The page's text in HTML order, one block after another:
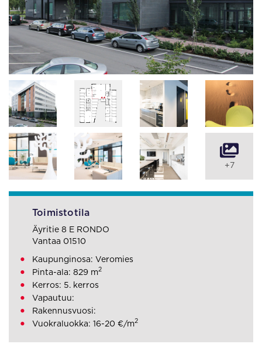
+7
Toimistotila
Äyritie 8 E RONDO
Vantaa 01510
Kaupunginosa: Veromies
Pinta-ala: 829 m2
Kerros: 5. kerros
Vapautuu:
Rakennusvuosi:
Vuokraluokka: 16-20 €/m2